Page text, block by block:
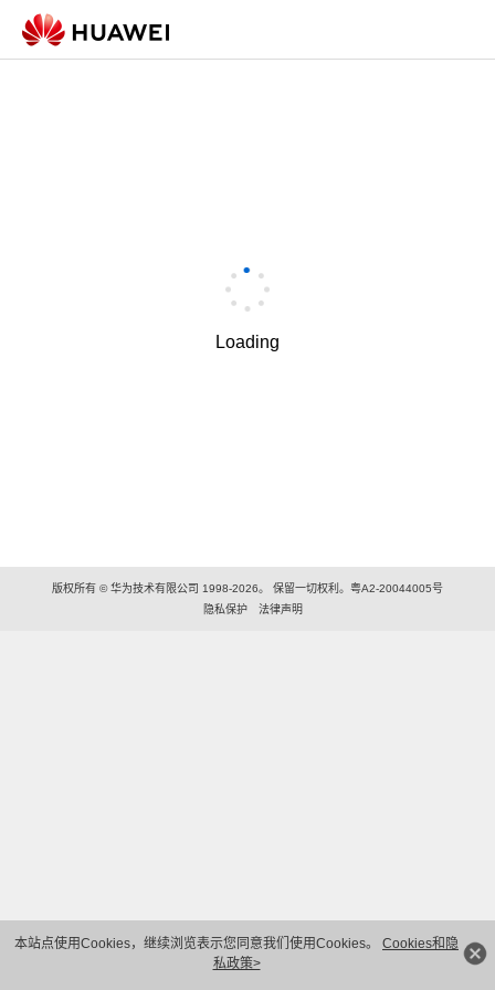
本站点使用Cookies，继续浏览表示您同意我们使用Cookies。 Cookies和隐
私政策>
Loading
版权所有 © 华为技术有限公司 1998-2026。 保留一切权利。粤A2-20044005号
隐私保护
法律声明